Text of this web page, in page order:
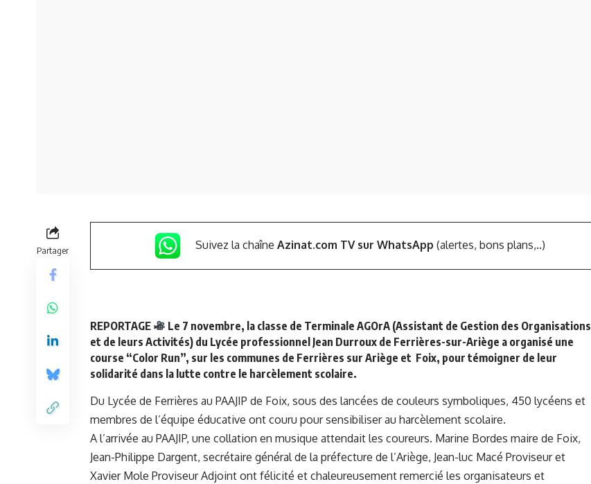
Partager Suivez la chaîne Azinat.com TV sur WhatsApp (alertes, bons plans,..)
REPORTAGE
Le 7 novembre, la classe de Terminale AGOrA (Assistant de Gestion des Organisations
et de leurs Activités) du Lycée professionnel Jean Durroux de Ferrières-sur-Ariège a organisé une
course “Color Run”, sur les communes de Ferrières sur Ariège et Foix, pour témoigner de leur
solidarité dans la lutte contre le harcèlement scolaire.
Du Lycée de Ferrières au PAAJIP de Foix, sous des lancées de couleurs symboliques, 450 lycéens et
membres de l’équipe éducative ont couru pour sensibiliser au harcèlement scolaire.
A l’arrivée au PAAJIP, une collation en musique attendait les coureurs. Marine Bordes maire de Foix,
Jean-Philippe Dargent, secrétaire général de la préfecture de l’Ariège, Jean-luc Macé Proviseur et
Xavier Mole Proviseur Adjoint ont félicité et chaleureusement remercié les organisateurs et